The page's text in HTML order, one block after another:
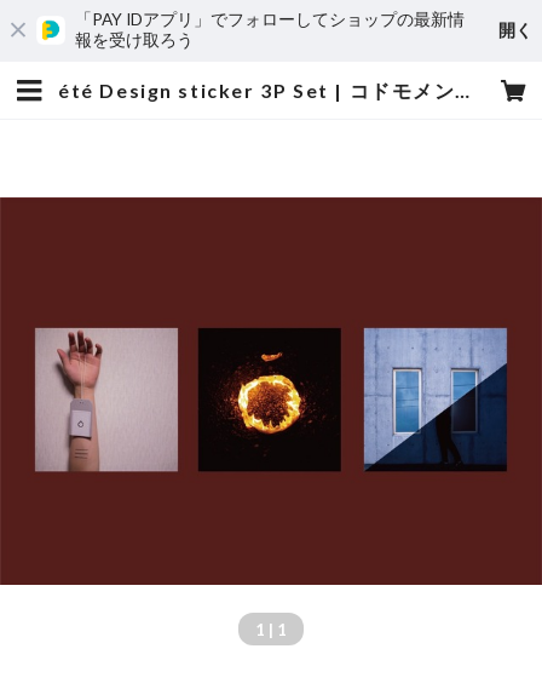
「PAY IDアプリ」でフォローしてショップの最新情
報を受け取ろう
開く
été Design sticker 3P Set | コドモメンタルWEBSHOP
1 | 1